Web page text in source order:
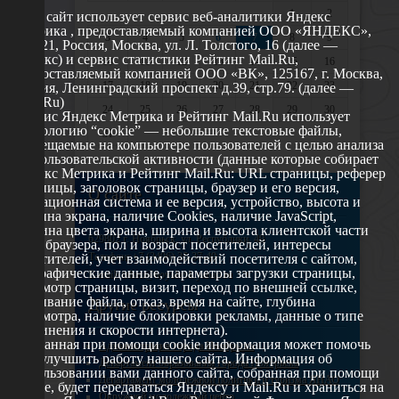
1
2
3
4 5 6 7 8
9
10
11 12 13 14 15
16
17
18 19 20 21 22
23
24
25 26 27 28 29
30
31
О сайте
629802 г. Ноябрьск, ул. Республики, 49
Телефон: +7 (3496) 35-37-49
E-mail: udsm@noyabrsk.yanao.ru
Другие ресурсы
Администрация города Ноябрьска
Департамент образования города Ноябрьска
Департамент молодежной политики и туризма ЯНАО
Окружной молодежный центр
Этот сайт использует сервис веб-аналитики Яндекс
Метрика , предоставляемый компанией ООО «ЯНДЕКС»,
119021, Россия, Москва, ул. Л. Толстого, 16 (далее —
Яндекс) и сервис статистики Рейтинг Mail.Ru,
предоставляемый компанией ООО «ВК», 125167, г. Москва,
Россия, Ленинградский проспект д.39, стр.79. (далее —
Mail.Ru)
Сервис Яндекс Метрика и Рейтинг Mail.Ru использует
технологию “cookie” — небольшие текстовые файлы,
размещаемые на компьютере пользователей с целью анализа
их пользовательской активности (данные которые собирает
Яндекс Метрика и Рейтинг Mail.Ru: URL страницы, реферер
страницы, заголовок страницы, браузер и его версия,
операционная система и ее версия, устройство, высота и
ширина экрана, наличие Cookies, наличие JavaScript,
глубина цвета экрана, ширина и высота клиентской части
окна браузера, пол и возраст посетителей, интересы
посетителей, учет взаимодействий посетителя с сайтом,
географические данные, параметры загрузки страницы,
просмотр страницы, визит, переход по внешней ссылке,
cкачивание файла, отказ, время на сайте, глубина
просмотра, наличие блокировки рекламы, данные о типе
соединения и скорости интернета).
Собранная при помощи cookie информация может помочь
нам улучшить работу нашего сайта. Информация об
использовании вами данного сайта, собранная при помощи
cookie, будет передаваться Яндексу и Mail.Ru и храниться на